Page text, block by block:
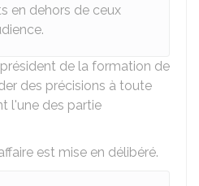
en dehors de ceux
de la formation de
des précisions à toute
l'une des partie
est mise en délibéré.